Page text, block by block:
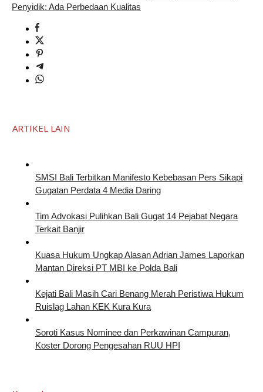
Penyidik: Ada Perbedaan Kualitas
ARTIKEL LAIN
SMSI Bali Terbitkan Manifesto Kebebasan Pers Sikapi
Gugatan Perdata 4 Media Daring
Tim Advokasi Pulihkan Bali Gugat 14 Pejabat Negara
Terkait Banjir
Kuasa Hukum Ungkap Alasan Adrian James Laporkan
Mantan Direksi PT MBI ke Polda Bali
Kejati Bali Masih Cari Benang Merah Peristiwa Hukum
Ruislag Lahan KEK Kura Kura
Soroti Kasus Nominee dan Perkawinan Campuran,
Koster Dorong Pengesahan RUU HPI